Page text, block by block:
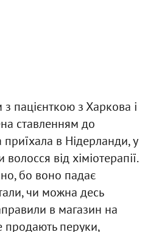
пацієнткою з Харкова і
ставленням до
приїхала в Нідерланди, у
від хіміотерапії.
бо воно падає
чи можна десь
в магазин на
продають перуки,